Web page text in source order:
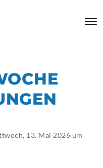
13. Mai 2026 um